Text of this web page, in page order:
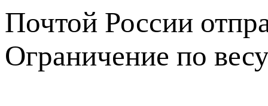
Почтой России
Ограничение по